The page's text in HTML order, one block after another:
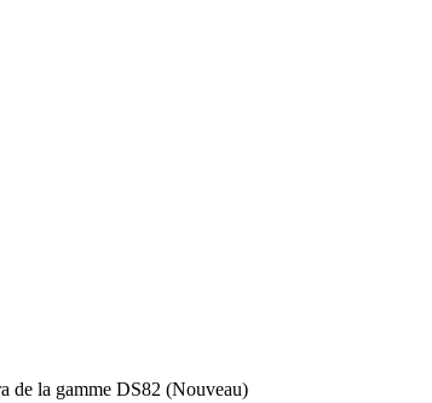
de la gamme DS82 (Nouveau)